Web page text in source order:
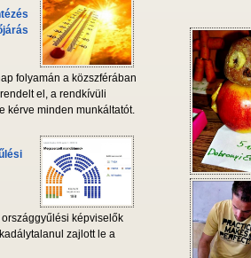
folyamán a közszférában
el, a rendkívüli
kérve minden munkáltatót.
képviselők
zajlott le a